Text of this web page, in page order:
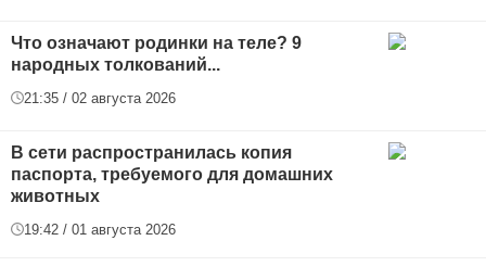
Что означают родинки на теле? 9
народных толкований...
21:35 / 02 августа 2026
В сети распространилась копия
паспорта, требуемого для домашних
животных
19:42 / 01 августа 2026